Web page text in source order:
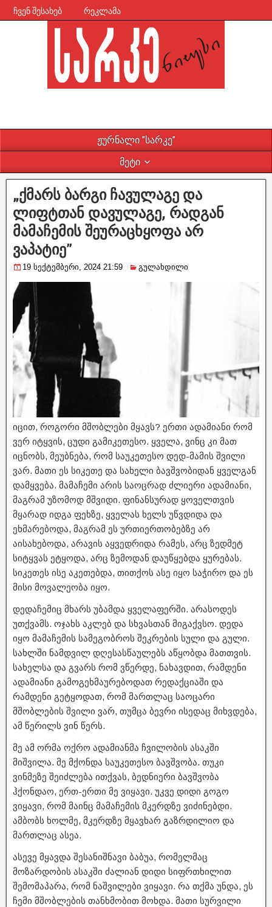
ჩვენ შესახებ რეკლამა
ჟურნალი ”სარკე”
მეტი
„ქმარს ბარგი ჩავულაგე და
ლიფტთან დავულაგე, რადგან
მამაჩემის შეურაცხყოფა არ
ვაპატიე”
19 სექტემბერი, 2024 21:59 გულახდილი
იცით, როგორი მშობლები მყავს? ერთი ადამიანი რომ
ვერ იტყვის, ცუდი გამიკეთესო. ყველა, ვინც კი მათ
იცნობს, მეუბნება, რომ საუკეთესო დედ-მამის შვილი
ვარ. მათი ეს სიკეთე და სახელი ბავშვობიდან ყველგან
დამყვება. მამაჩემი არის საოცრად ძლიერი ადამიანი,
მაგრამ უზომოდ მშვიდი. ფინანსურად ყოველთვის
მყარად იდგა ფეხზე, ყველას ხელს უწვდიდა და
ეხმარებოდა, მაგრამ ეს ურთიერთობებზე არ
აისახებოდა, არავის აყვედრიდა რამეს, არც ზედმეტ
სიტყვას ეტყოდა, არც ზემოდან დაუწყებდა ყურებას.
სიკეთეს ისე აკეთებდა, თითქოს ასე იყო საჭირო და ეს
მისი მოვალეობა იყო.
დედაჩემიც მხარს უბამდა ყველაფერში. არასოდეს
უთქვამს. ოჯახს აკლებ და სხვასთან მიგაქვსო. დედა
იყო მამაჩემის სამეგობროს შეკრების სული და გული.
სახლში ნამდვილ დღესასწაულებს აწყობდა მათთვის.
სახელსა და გვარს რომ ვწერდე, ნახავდით, რამდენი
ადამიანი გამოგეხმაურებოდათ რედაქციაში და
რამდენი გეტყოდათ, რომ მართლაც საოცარი
მშობლების შვილი ვარ, თუმცა ბევრი ისედაც მიხვდება,
ამ წერილს ვინ წერს.
მე ამ ორმა ოქრო ადამიანმა ჩვილობის ასაკში
მიშვილა. მე მქონდა საუკეთესო ბავშვობა. თუკი
ვინმეზე შეიძლება ითქვას, ბედნიერი ბავშვობა
ჰქონდაო, ერთ-ერთი მე ვიყავი. უკვე დიდი გოგო
ვიყავი, რომ მაინც მამაჩემის მკერდზე ვიძინებდი.
ამბობს ხოლმე, მკერდზე მყავხარ გაზრდილიო და
მართლაც ასეა.
ასევე მყავდა შესანიშნავი ბაბუა, რომელმაც
მოზარდობის ასაკში ძალიან დიდი სიფრთხილით
შემომაპარა, რომ ნაშვილები ვიყავი. რა თქმა უნდა, ეს
ჩემი მშობლების თანხმობით მოხდა. მათი სურვილი